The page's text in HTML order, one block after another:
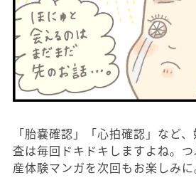
「胎嚢確認」「心拍確認」など
査は毎回ドキドキしますよね。
産体験マンガを次回もお楽しみに